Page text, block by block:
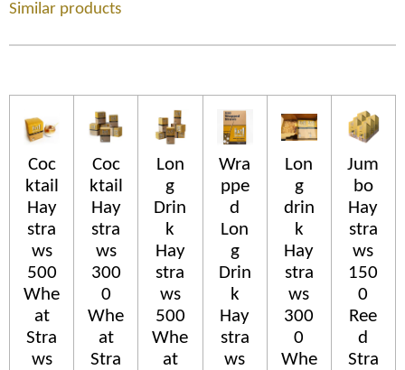
Similar products
Coc
ktail
Hay
stra
ws
500
Whe
at
Stra
ws
Coc
ktail
Hay
stra
ws
300
0
Whe
at
Stra
Lon
g
Drin
k
Hay
stra
ws
500
Whe
at
Wra
ppe
d
Lon
g
Drin
k
Hay
stra
ws
Lon
g
drin
k
Hay
stra
ws
300
0
Whe
Jum
bo
Hay
stra
ws
150
0
Ree
d
Stra